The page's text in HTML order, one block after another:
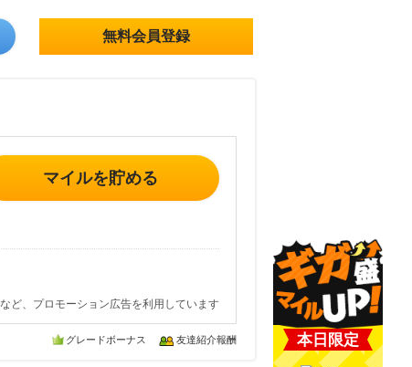
無料会員登録
マイルを貯める
ど、プロモーション広告を利用しています
グレードボーナス 友達紹介報酬 本日限定